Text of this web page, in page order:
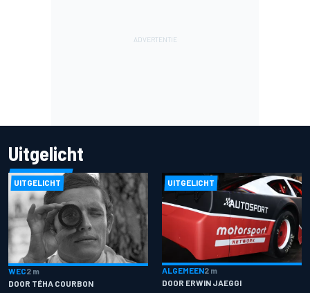
Uitgelicht
UITGELICHT
WEC2 m
DOOR TÉHA COURBON
UITGELICHT
ALGEMEEN2 m
DOOR ERWIN JAEGGI